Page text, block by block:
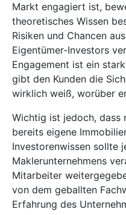
Markt engagiert ist,
theoretisches Wissen
Risiken und Chancen
Eigentümer-Investors
Engagement ist ein
gibt den Kunden die
wirklich weiß, worüber
Wichtig ist jedoch, dass
bereits eigene
Investorenwissen sollte
Maklerunternehmens
Mitarbeiter
von dem geballten
Erfahrung des